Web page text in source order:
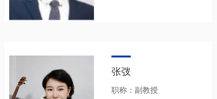
张弢
职称：副教授